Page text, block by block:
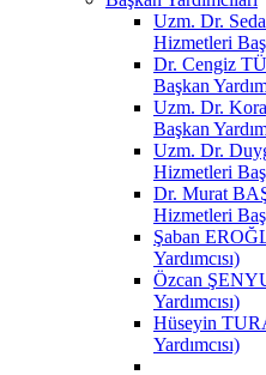
Uzm. Dr.
Hizmetleri
Dr. Cengiz
Başkan
Uzm. Dr.
Başkan
Uzm. Dr.
Hizmetleri
Dr. Murat
Hizmetleri
Şaban
Yardımcısı)
Özcan
Yardımcısı)
Hüseyin
Yardımcısı)